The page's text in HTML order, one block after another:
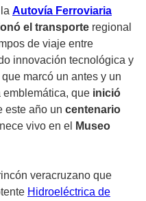
Autovía Ferroviaria
el transporte regional
de viaje entre
innovación tecnológica y
marcó un antes y un
que inició
este año un centenario
vivo en el
Museo
veracruzano que
Hidroeléctrica de